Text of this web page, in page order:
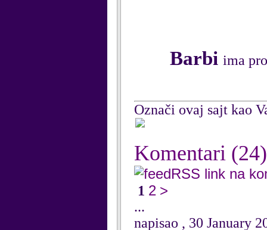
Barbi ima
Označi ovaj sajt kao
Komentari (24)
RSS link na
1 2 >
...
napisao , 30 January